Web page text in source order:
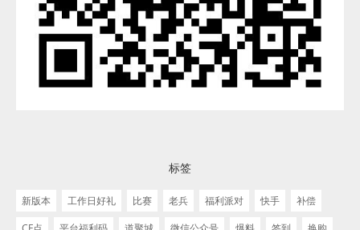
标签
新版本 工作日好礼 比赛 老兵 福利派对 快手
补偿